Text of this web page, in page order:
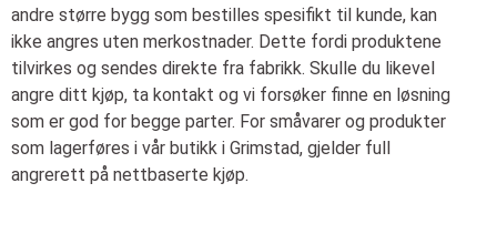
andre større bygg som bestilles spesifikt til kunde, kan
ikke angres uten merkostnader. Dette fordi produktene
tilvirkes og sendes direkte fra fabrikk. Skulle du likevel
angre ditt kjøp, ta kontakt og vi forsøker finne en løsning
som er god for begge parter. For småvarer og produkter
som lagerføres i vår butikk i Grimstad, gjelder full
angrerett på nettbaserte kjøp.